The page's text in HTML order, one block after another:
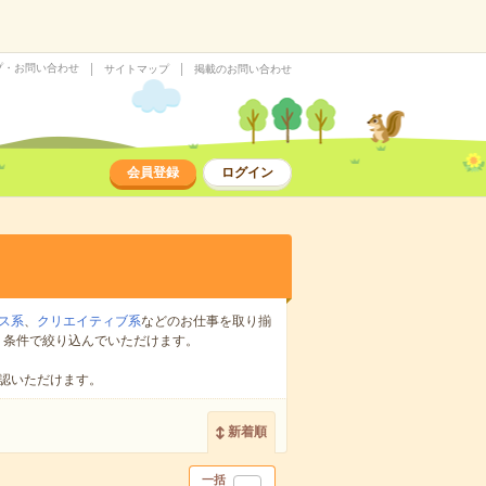
・お問い合わせ サイトマップ 掲載のお問い合わせ
会員登録 ログイン
系、 クリエイティブ系などのお仕事を取り揃
件で絞り込んでいただけます。
いただけます。
新着順
一括